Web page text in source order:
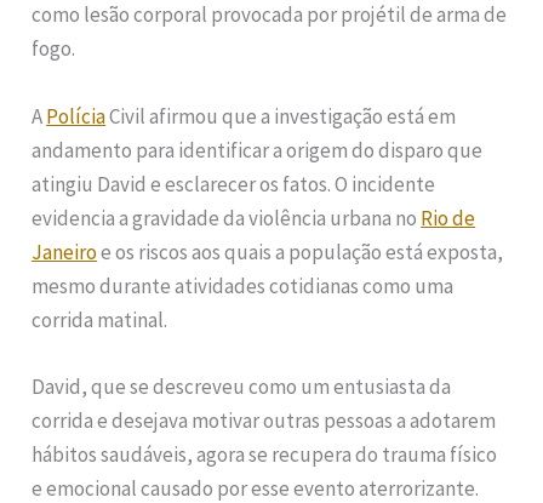
como lesão corporal provocada por projétil de arma de
fogo.
APolíciaCivil afirmou que a investigação está em
andamento para identificar a origem do disparo que
atingiu David e esclarecer os fatos. O incidente
evidencia a gravidade da violência urbana no Rio de
Janeiroe os riscos aos quais a população está exposta,
mesmo durante atividades cotidianas como uma
corrida matinal.
David, que se descreveu como um entusiasta da
corrida e desejava motivar outras pessoas a adotarem
hábitos saudáveis, agora se recupera do trauma físico
e emocional causado por esse evento aterrorizante.